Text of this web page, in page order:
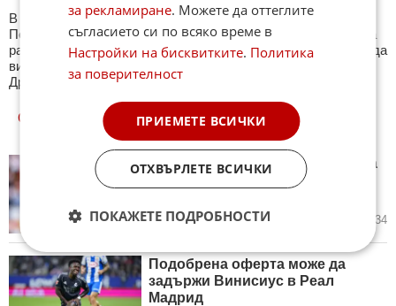
В секция Спорт ще намерите тематична Куиз рубрика.
Периодично се публикува специализиран куиз с въпроси на
различна спортна тематика. След края на всеки тест може да
видите резултат с верните отговори, които сте натрупали.
Другите куизове може да намерите тук. Успех !
ОЩЕ НОВИНИ ОТ СПОРТ
Ян Диоманде става най-скъпата
покупка в историята на Реал
днес в 12:59 ч. 234
Подобрена оферта може да
задържи Винисиус в Реал
Мадрид
за рекламиране. Можете да оттеглите
съгласието си по всяко време в
Настройки на бисквитките. Политика
за поверителност
ПРИЕМЕТЕ ВСИЧКИ
ОТХВЪРЛЕТЕ ВСИЧКИ
ПОКАЖЕТЕ ПОДРОБНОСТИ